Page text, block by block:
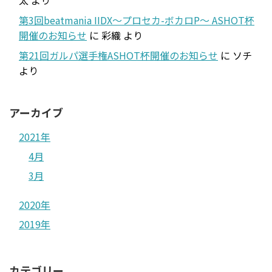
第3回beatmania IIDX～プロセカ-ボカロP～ ASHOT杯
開催のお知らせ に 彩織 より
第21回ガルパ選手権ASHOT杯開催のお知らせ に ソチ
より
アーカイブ
2021年
4月
3月
2020年
2019年